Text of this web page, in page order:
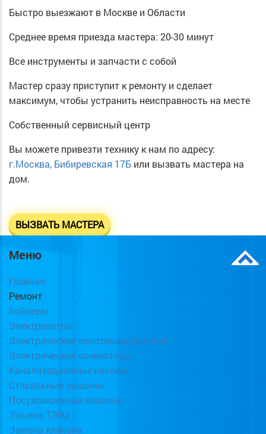
Быстро выезжают в Москве и Области
Среднее время приезда мастера: 20-30 минут
Все инструменты и запчасти с собой
Мастер сразу приступит к ремонту и сделает
максимум, чтобы устранить неисправность на месте
Собственный сервисный центр
Вы можете привезти технику к нам по адресу:
г.Москва, Бибиревская 17Б или вызвать мастера на
дом.
ВЫЗВАТЬ МАСТЕРА
Меню
Главная
Ремонт
Бойлеры
Электрокотлы
Электрические полотенцесушители
Электрические конвекторы
Канализационные насосы
Стиральные машины
Посудомоечные машины
Замена ТЭНа
Замена клапана